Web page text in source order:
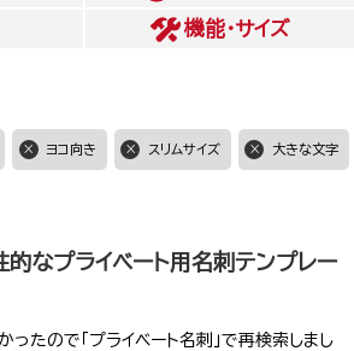
機能・サイズ
ヨコ向き スリムサイズ 大きな文字
なプライベート用名刺テンプレー
たので「プライベート名刺」で再検索しまし